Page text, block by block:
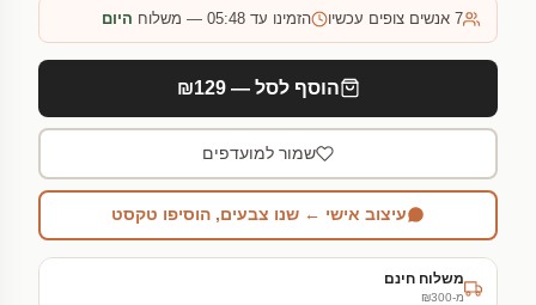
7 אנשים צופים עכשיו הזמינו עד 05:48 — משלוח היום
הוסף לסל — ₪129
שמור למועדפים
עיצוב אישי ← שנו צבעים, הוסיפו טקסט
משלוח חינם
מ-₪300